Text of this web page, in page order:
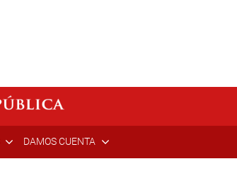
DAMOS CUENTA